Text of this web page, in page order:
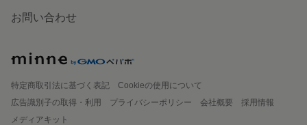
お問い合わせ
特定商取引法に基づく表記
Cookieの使用について
広告識別子の取得・利用
プライバシーポリシー 会社概要
採用情報
メディアキット